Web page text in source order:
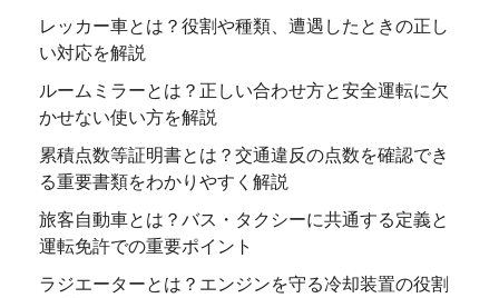
レッカー車とは？役割や種類、遭遇したときの正し
い対応を解説
ルームミラーとは？正しい合わせ方と安全運転に欠
かせない使い方を解説
累積点数等証明書とは？交通違反の点数を確認でき
る重要書類をわかりやすく解説
旅客自動車とは？バス・タクシーに共通する定義と
運転免許での重要ポイント
ラジエーターとは？エンジンを守る冷却装置の役割